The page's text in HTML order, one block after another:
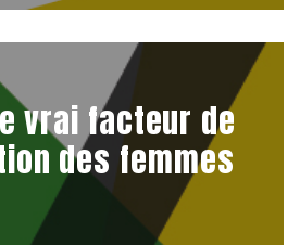
vrai facteur de
des femmes